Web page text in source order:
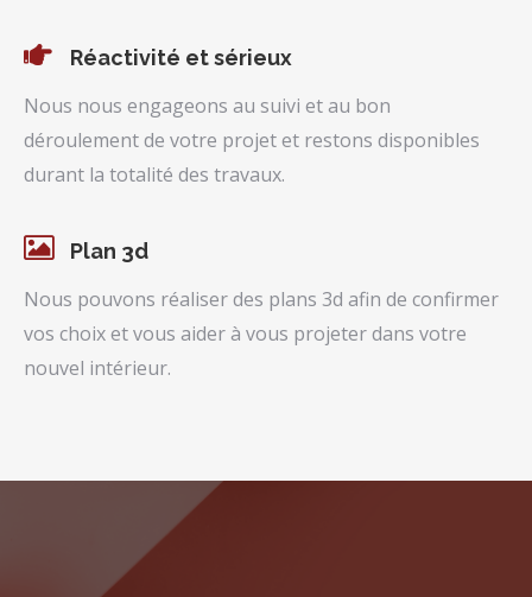
Réactivité et sérieux
Nous nous engageons au suivi et au bon
déroulement de votre projet et restons disponibles
durant la totalité des travaux.
Plan 3d
Nous pouvons réaliser des plans 3d afin de confirmer
vos choix et vous aider à vous projeter dans votre
nouvel intérieur.